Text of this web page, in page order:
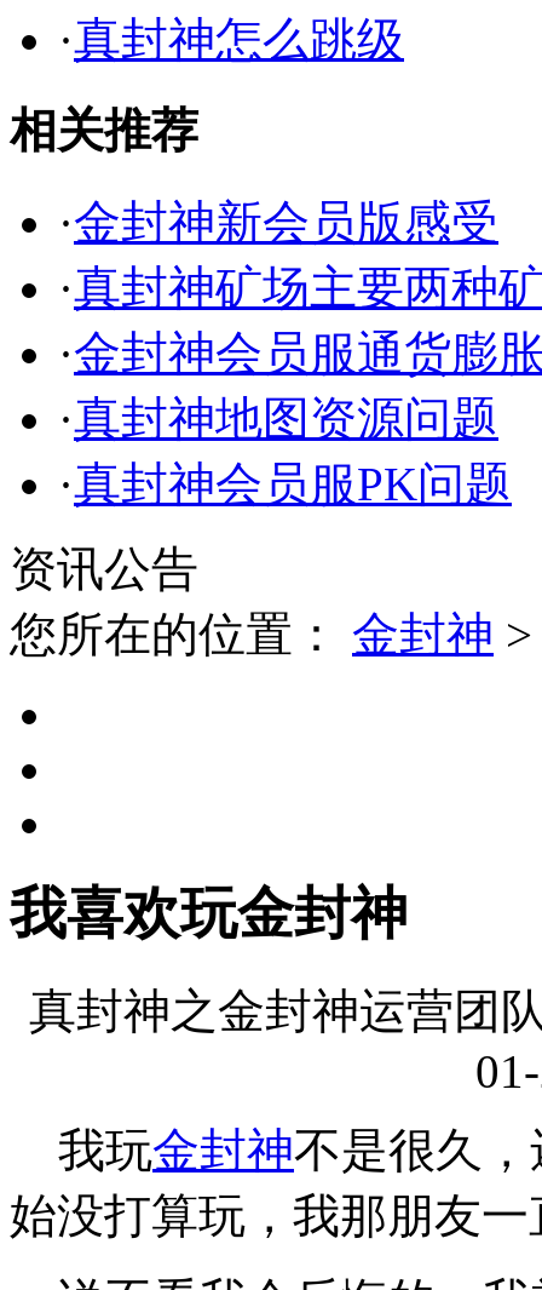
·真封神怎么跳级
相关推荐
·金封神新会员版感受
·真封神矿场主要两种
·金封神会员服通货膨
·真封神地图资源问题
·真封神会员服PK问题
资讯公告
您所在的位置： 金封神
我喜欢玩金封神
真封神之金封神运营团
我玩金封神不是很久
始没打算玩，我那朋友